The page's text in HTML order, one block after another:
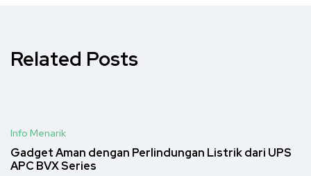
Related Posts
Info Menarik
Gadget Aman dengan Perlindungan Listrik dari UPS
APC BVX Series